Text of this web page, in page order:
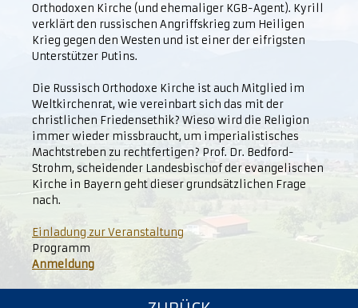
Orthodoxen Kirche (und ehemaliger KGB-Agent). Kyrill
verklärt den russischen Angriffskrieg zum Heiligen
Krieg gegen den Westen und ist einer der eifrigsten
Unterstützer Putins.
Die Russisch Orthodoxe Kirche ist auch Mitglied im
Weltkirchenrat, wie vereinbart sich das mit der
christlichen Friedensethik? Wieso wird die Religion
immer wieder missbraucht, um imperialistisches
Machtstreben zu rechtfertigen? Prof. Dr. Bedford-
Strohm, scheidender Landesbischof der evangelischen
Kirche in Bayern geht dieser grundsätzlichen Frage
nach.
Einladung zur Veranstaltung
Programm
Anmeldung